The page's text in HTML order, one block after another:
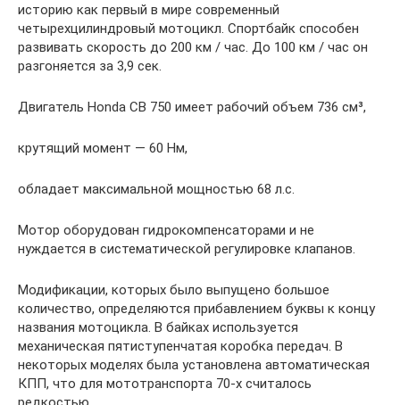
историю как первый в мире современный
четырехцилиндровый мотоцикл. Спортбайк способен
развивать скорость до 200 км / час. До 100 км / час он
разгоняется за 3,9 сек.
Двигатель Honda CB 750 имеет рабочий объем 736 см³,
крутящий момент — 60 Нм,
обладает максимальной мощностью 68 л.с.
Мотор оборудован гидрокомпенсаторами и не
нуждается в систематической регулировке клапанов.
Модификации, которых было выпущено большое
количество, определяются прибавлением буквы к концу
названия мотоцикла. В байках используется
механическая пятиступенчатая коробка передач. В
некоторых моделях была установлена автоматическая
КПП, что для мототранспорта 70-х считалось